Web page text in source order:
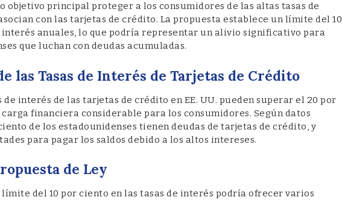
objetivo principal proteger a los consumidores de las altas tasas de
con las tarjetas de crédito. La propuesta establece un límite del 10
interés anuales, lo que podría representar un alivio significativo para
que luchan con deudas acumuladas.
las Tasas de Interés de Tarjetas de Crédito
interés de las tarjetas de crédito en EE. UU. pueden superar el 20 por
financiera considerable para los consumidores. Según datos
de los estadounidenses tienen deudas de tarjetas de crédito, y
para pagar los saldos debido a los altos intereses.
de Ley
del 10 por ciento en las tasas de interés podría ofrecer varios